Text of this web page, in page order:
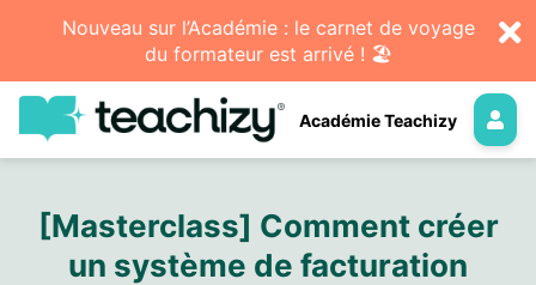
Nouveau sur l’Académie : le carnet de voyage
du formateur est arrivé ! 🏖️
Académie Teachizy
[Masterclass] Comment créer
un système de facturation